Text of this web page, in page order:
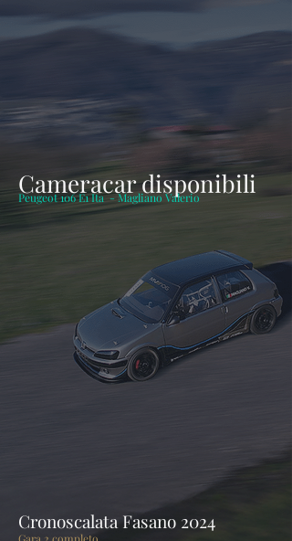
Cameracar disponibili
Peugeot 106 E1 Ita - Magliano Valerio
Cronoscalata Fasano 2024